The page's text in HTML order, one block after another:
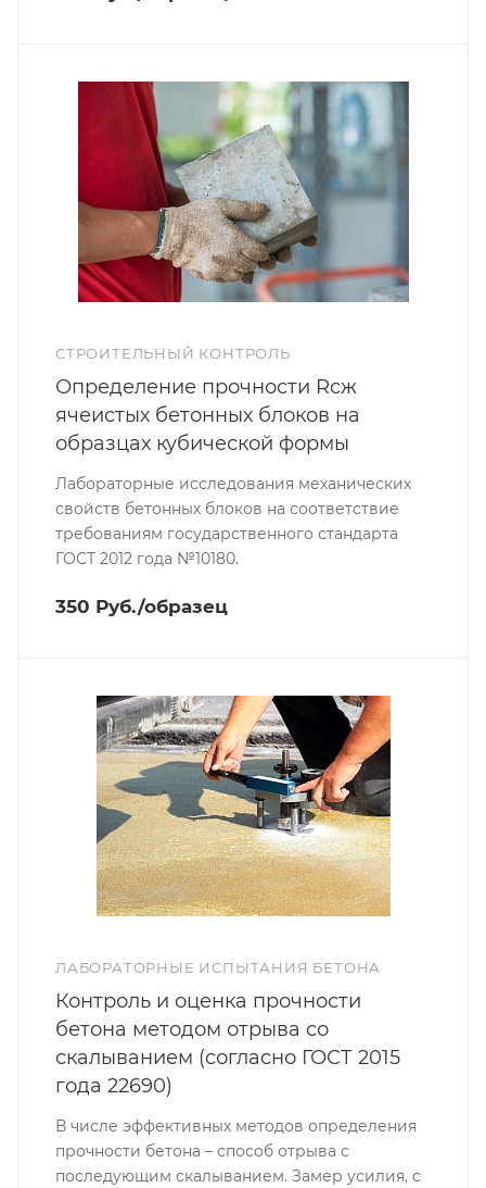
СТРОИТЕЛЬНЫЙ КОНТРОЛЬ
Определение прочности Rсж
ячеистых бетонных блоков на
образцах кубической формы
Лабораторные исследования механических
свойств бетонных блоков на соответствие
требованиям государственного стандарта
ГОСТ 2012 года №10180.
350 Руб./образец
ЛАБОРАТОРНЫЕ ИСПЫТАНИЯ БЕТОНА
Контроль и оценка прочности
бетона методом отрыва со
скалыванием (согласно ГОСТ 2015
года 22690)
В числе эффективных методов определения
прочности бетона – способ отрыва с
последующим скалыванием. Замер усилия, с